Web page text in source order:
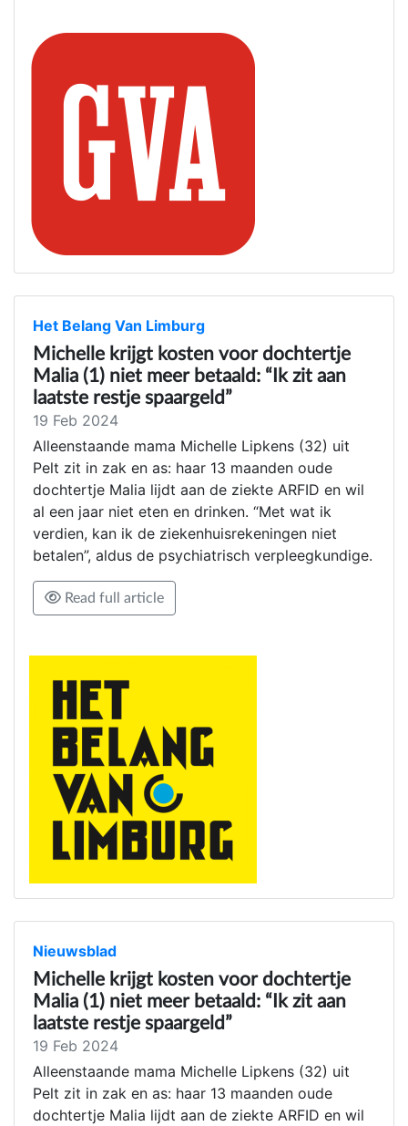
Het Belang Van Limburg
Michelle krijgt kosten voor dochtertje
Malia (1) niet meer betaald: “Ik zit aan
laatste restje spaargeld”
19 Feb 2024
Alleenstaande mama Michelle Lipkens (32) uit
Pelt zit in zak en as: haar 13 maanden oude
dochtertje Malia lijdt aan de ziekte ARFID en wil
al een jaar niet eten en drinken. “Met wat ik
verdien, kan ik de ziekenhuisrekeningen niet
betalen”, aldus de psychiatrisch verpleegkundige.
Read full article
Nieuwsblad
Michelle krijgt kosten voor dochtertje
Malia (1) niet meer betaald: “Ik zit aan
laatste restje spaargeld”
19 Feb 2024
Alleenstaande mama Michelle Lipkens (32) uit
Pelt zit in zak en as: haar 13 maanden oude
dochtertje Malia lijdt aan de ziekte ARFID en wil